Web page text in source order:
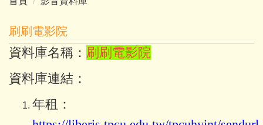
刷刷電影院
資料庫名稱： 刷刷電影院
資料庫連結：
年租：